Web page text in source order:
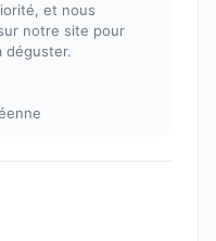
et nous
notre site pour
déguster.